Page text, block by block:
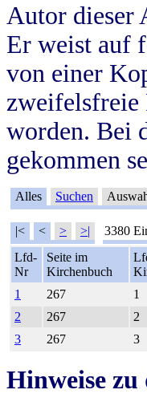
Autor dieser
Er weist auf
von einer
zweifelsfreie
worden. Bei
gekommen
Alles Suchen
|< < > >| 3380
Lfd-
Nr
Seite im
Kirchenbuch
1
267 1
2
267 2
3
267 3
Hinweise